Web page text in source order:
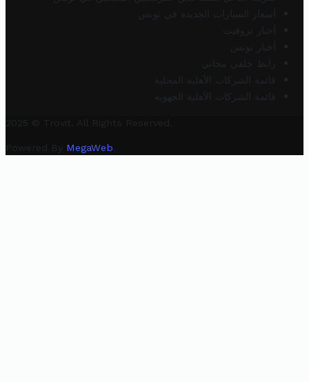
أسعار السيارات الجديدة في تونس
أخبار تروفيت
أخبار تونس
رابط خلفي مجاني
قائمة الشركات الأهلية المحلية
قائمة الشركات الأهلية الجهوية
2025 © Trovit. All Rights Reserved.
Powered By MegaWeb